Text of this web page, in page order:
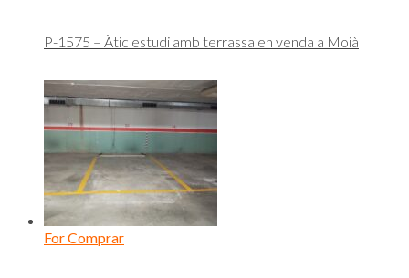
P-1575 – Àtic estudi amb terrassa en venda a Moià
For Comprar